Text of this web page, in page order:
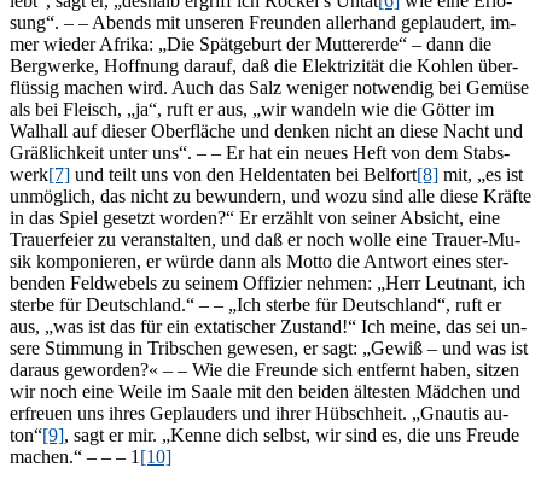
sung“. – – Abends mit un­se­ren Freun­den al­ler­hand ge­plau­dert, im­
mer wie­der Afri­ka: „Die Spät­ge­burt der Mut­ter­er­de“ – dann die
Berg­wer­ke, Hoff­nung dar­auf, daß die Elek­tri­zi­tät die Koh­len über­
flüs­sig ma­chen wird. Auch das Salz we­ni­ger not­wen­dig bei Ge­mü­se
als bei Fleisch, „ja“, ruft er aus, „wir wan­deln wie die Göt­ter im
Wal­hall auf die­ser Ober­flä­che und den­ken nicht an die­se Nacht und
Gräß­lich­keit un­ter uns“. – – Er hat ein neu­es Heft von dem Stabs­
werk[7] und teilt uns von den Hel­den­ta­ten bei Bel­fort[8] mit, „es ist
un­mög­lich, das nicht zu be­wun­dern, und wozu sind alle die­se Kräf­te
in das Spiel ge­setzt wor­den?“ Er er­zählt von sei­ner Ab­sicht, eine
Trau­er­fei­er zu ver­an­stal­ten, und daß er noch wol­le eine Trau­er-Mu­
sik kom­po­nie­ren, er wür­de dann als Mot­to die Ant­wort ei­nes ster­
ben­den Feld­we­bels zu sei­nem Of­fi­zier neh­men: „Herr Leut­nant, ich
ster­be für Deutsch­land.“ – – „Ich ster­be für Deutsch­land“, ruft er
aus, „was ist das für ein ex­ta­ti­scher Zu­stand!“ Ich mei­ne, das sei un­
se­re Stim­mung in Trib­schen ge­we­sen, er sagt: „Ge­wiß – und was ist
dar­aus ge­wor­den?« – – Wie die Freun­de sich ent­fernt ha­ben, sit­zen
wir noch eine Wei­le im Saa­le mit den bei­den äl­tes­ten Mäd­chen und
er­freu­en uns ih­res Ge­plau­ders und ih­rer Hübschheit. „Gnau­tis au­
ton“[9], sagt er mir. „Ken­ne dich selbst, wir sind es, die uns Freu­de
ma­chen.“ – – – 1 [10]